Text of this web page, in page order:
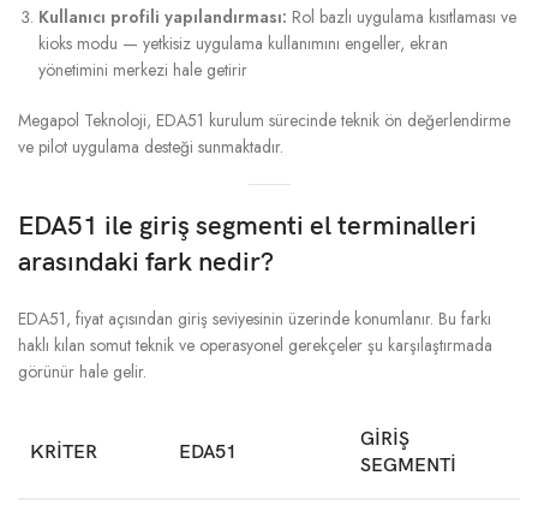
Kullanıcı profili yapılandırması: Rol bazlı uygulama kısıtlaması ve
kioks modu — yetkisiz uygulama kullanımını engeller, ekran
yönetimini merkezi hale getirir
Megapol Teknoloji, EDA51 kurulum sürecinde teknik ön değerlendirme
ve pilot uygulama desteği sunmaktadır.
EDA51 ile giriş segmenti el terminalleri
arasındaki fark nedir?
EDA51, fiyat açısından giriş seviyesinin üzerinde konumlanır. Bu farkı
haklı kılan somut teknik ve operasyonel gerekçeler şu karşılaştırmada
görünür hale gelir.
KRITER EDA51
GIRIŞ
SEGMENTI